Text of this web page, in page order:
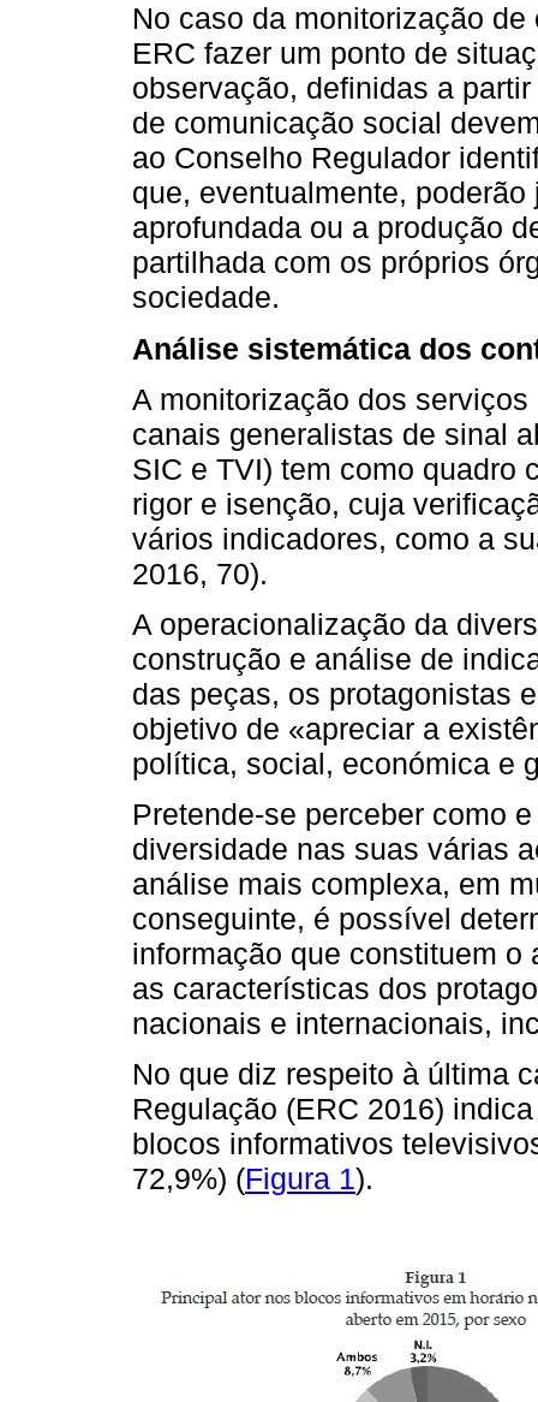
No caso da monitorização
ERC fazer um ponto de
observação, definidas a
de comunicação social
ao Conselho Regulador
que, eventualmente,
aprofundada ou a produção
partilhada com os próprios
sociedade.
Análise sistemática dos
A monitorização dos
canais generalistas de sinal
SIC e TVI) tem como quadro
rigor e isenção, cuja
vários indicadores, como a
2016, 70).
A operacionalização da
construção e análise de
das peças, os protagonistas
objetivo de «apreciar a
política, social, económica e
Pretende‑se perceber como
diversidade nas suas várias
análise mais complexa, em
conseguinte, é possível
informação que constituem
as características dos
nacionais e internacionais,
No que diz respeito à última
Regulação (ERC 2016)
blocos informativos
72,9%) (Figura 1).